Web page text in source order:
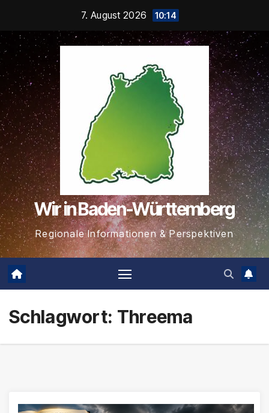
springen
7. August 2026 10:14
Wir in Baden-Württemberg
Regionale Informationen & Perspektiven
Schlagwort: Threema